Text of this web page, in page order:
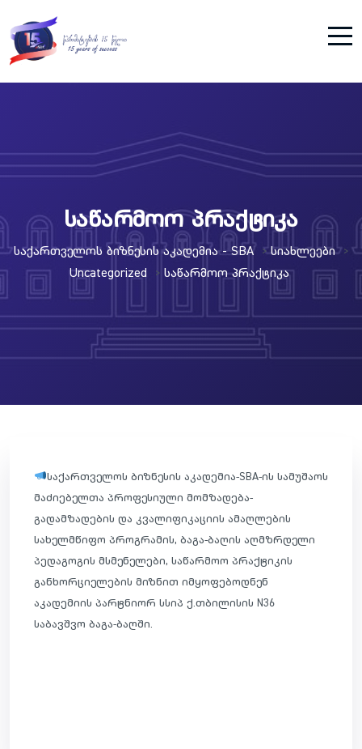
საწარმოო პრაქტიკა
Საქართველოს Ბიზნესის Აკადემია - SBA >Სიახლეები >
Uncategorized > Საწარმოო Პრაქტიკა
საქართველოს ბიზნესის აკადემია-SBA-ის სამუშაოს
მაძიებელთა პროფესიული მომზადება-
გადამზადების და კვალიფიკაციის ამაღლების
სახელმწიფო პროგრამის, ბაგა-ბაღის აღმზრდელი
პედაგოგის მსმენელები, საწარმოო პრაქტიკის
განხორციელების მიზნით იმყოფებოდნენ
აკადემიის პარტნიორ სსიპ ქ.თბილისის N36
საბავშვო ბაგა-ბაღში.